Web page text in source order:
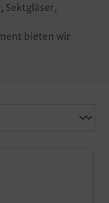
Sektgläser,
bieten wir